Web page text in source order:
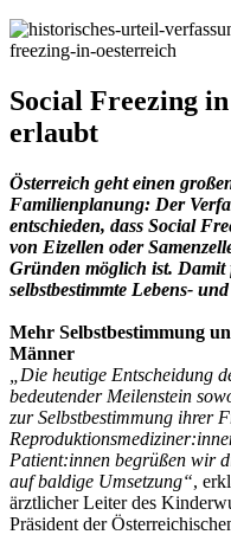
Social Freezing
erlaubt
Österreich geht einen
Familienplanung: Der
entschieden, dass Social
von Eizellen oder
Gründen möglich ist.
selbstbestimmte Lebens-
Mehr Selbstbestimmung
Männer
„Die heutige Entscheidung
bedeutender Meilenstein
zur Selbstbestimmung ihrer
Patient:innen begrüßen wir
auf baldige Umsetzung“,
ärztlicher Leiter des
Präsident der